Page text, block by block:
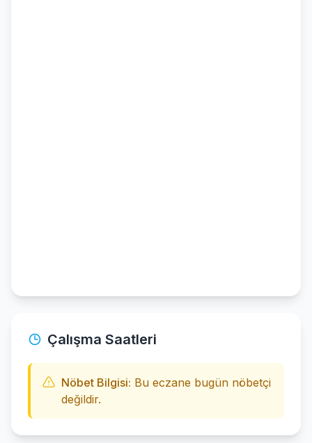
Çalışma Saatleri
Nöbet Bilgisi: Bu eczane bugün nöbetçi
değildir.